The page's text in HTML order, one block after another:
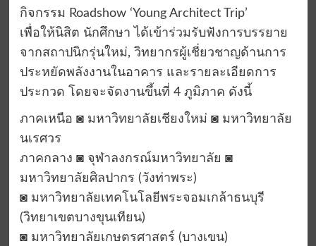
กิจกรรม Roadshow ‘Young Architect Trip’
เพื่อให้นิสิต นักศึกษา ได้เข้าร่วมรับฟังการบรรยาย
จากสถาปนิกรุ่นใหม่, วิทยากรผู้เชี่ยวชาญด้านการ
ประหยัดพลังงานในอาคาร และรายละเอียดการ
ประกวด โดยจะจัดงานขึ้นที่ 4 ภูมิภาค ดังนี้
ภาคเหนือ ◙ มหาวิทยาลัยเชียงใหม่ ◙ มหาวิทยาลัย
นเรศวร
ภาคกลาง ◙ จุฬาลงกรณ์มหาวิทยาลัย ◙
มหาวิทยาลัยศิลปากร (วังท่าพระ)
◙ มหาวิทยาลัยเทคโนโลยีพระจอมเกล้าธนบุรี
(วิทยาเขตบางขุนเทียน)
◙ มหาวิทยาลัยเกษตรศาสตร์ (บางเขน)